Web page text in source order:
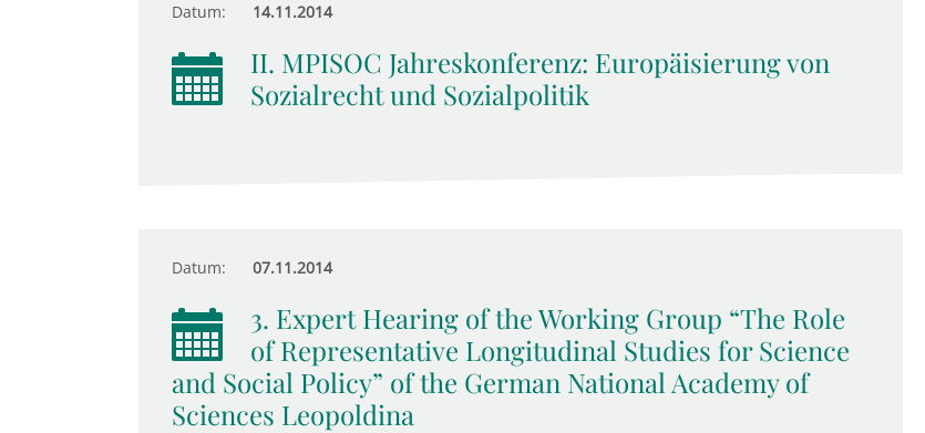
Datum: 14.11.2014
II. MPISOC Jahreskonferenz: Europäisierung von
Sozialrecht und Sozialpolitik
Datum: 07.11.2014
3. Expert Hearing of the Working Group “The Role
of Representative Longitudinal Studies for Science
and Social Policy” of the German National Academy of
Sciences Leopoldina